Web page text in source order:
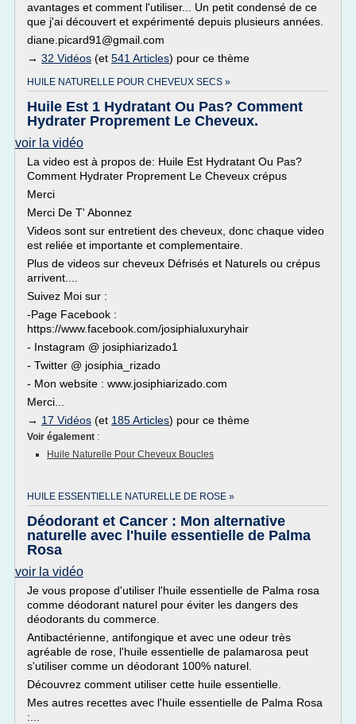
avantages et comment l'utiliser... Un petit condensé de ce
que j'ai découvert et expérimenté depuis plusieurs années.
diane.picard91@gmail.com
→ 32 Vidéos (et 541 Articles) pour ce thème
HUILE NATURELLE POUR CHEVEUX SECS »
Huile Est 1 Hydratant Ou Pas? Comment
Hydrater Proprement Le Cheveux.
voir la vidéo
La video est à propos de: Huile Est Hydratant Ou Pas?
Comment Hydrater Proprement Le Cheveux crépus
Merci
Merci De T' Abonnez
Videos sont sur entretient des cheveux, donc chaque video
est reliée et importante et complementaire.
Plus de videos sur cheveux Défrisés et Naturels ou crépus
arrivent....
Suivez Moi sur :
-Page Facebook :
https://www.facebook.com/josiphialuxuryhair
- Instagram @ josiphiarizado1
- Twitter @ josiphia_rizado
- Mon website : www.josiphiarizado.com
Merci...
→ 17 Vidéos (et 185 Articles) pour ce thème
Voir également :
Huile Naturelle Pour Cheveux Boucles
HUILE ESSENTIELLE NATURELLE DE ROSE »
Déodorant et Cancer : Mon alternative
naturelle avec l'huile essentielle de Palma
Rosa
voir la vidéo
Je vous propose d'utiliser l'huile essentielle de Palma rosa
comme déodorant naturel pour éviter les dangers des
déodorants du commerce.
Antibactérienne, antifongique et avec une odeur très
agréable de rose, l'huile essentielle de palamarosa peut
s'utiliser comme un déodorant 100% naturel.
Découvrez comment utiliser cette huile essentielle.
Mes autres recettes avec l'huile essentielle de Palma Rosa
:...